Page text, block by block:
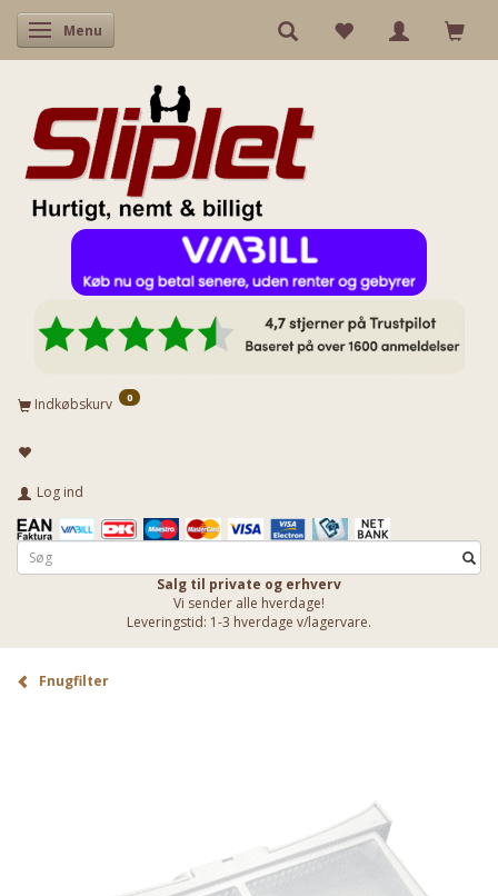
Skifte navigation
Menu
Indkøbskurv 0
Log ind
Salg til private og erhverv
Vi sender alle hverdage!
Leveringstid: 1-3 hverdage v/lagervare.
Fnugfilter